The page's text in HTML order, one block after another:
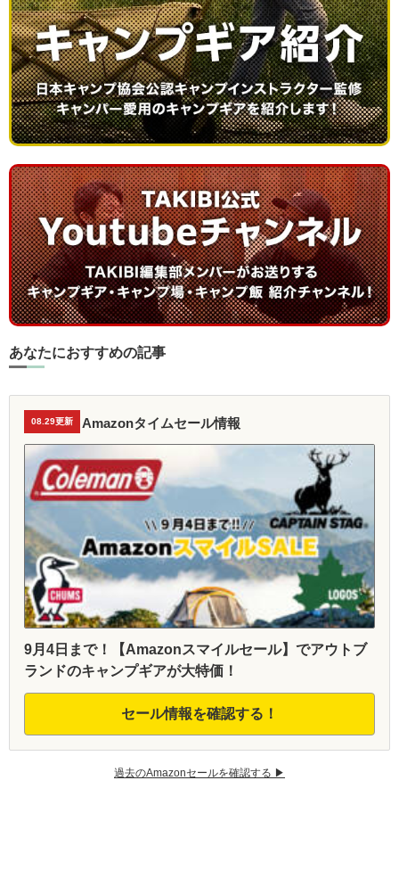
あなたにおすすめの記事
08.29更新 Amazonタイムセール情報
9月4日まで！【Amazonスマイルセール】でアウトブ
ランドのキャンプギアが大特価！
セール情報を確認する！
過去のAmazonセールを確認する ▶︎